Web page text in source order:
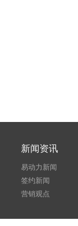
新闻资讯
易动力新闻
签约新闻
营销观点